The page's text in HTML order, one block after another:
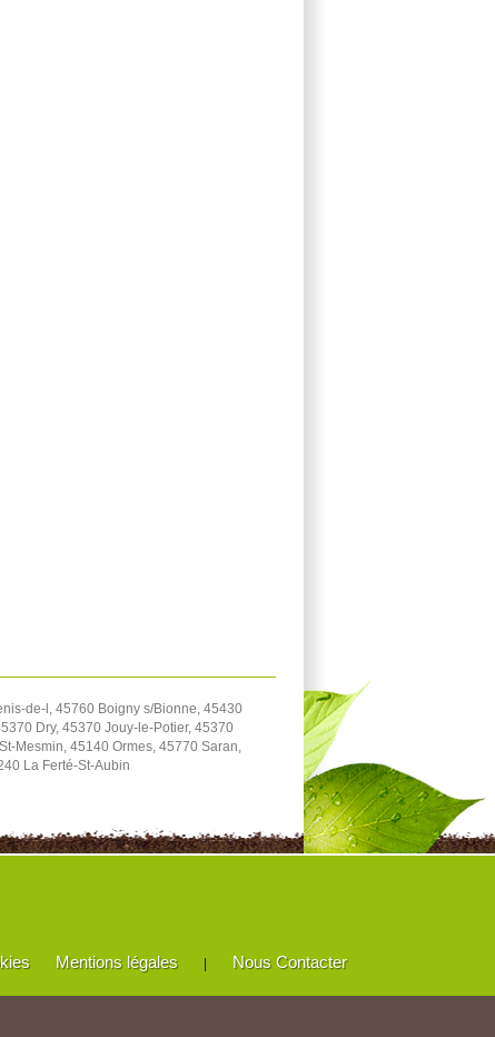
de-l, 45760 Boigny s/Bionne, 45430
Dry, 45370 Jouy-le-Potier, 45370
Mesmin, 45140 Ormes, 45770 Saran,
La Ferté-St-Aubin
Mentions légales Nous Contacter